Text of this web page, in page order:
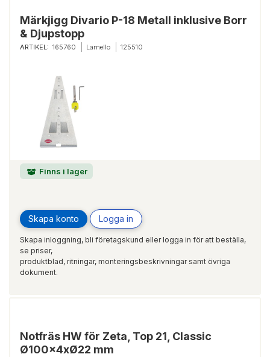
Märkjigg Divario P-18 Metall inklusive Borr
& Djupstopp
ARTIKEL: 165760 Lamello 125510
Finns i lager
Skapa konto Logga in
Skapa inloggning, bli företagskund eller logga in för att beställa,
se priser,
produktblad, ritningar, monteringsbeskrivningar samt övriga
dokument.
Notfräs HW för Zeta, Top 21, Classic
Ø100x4xØ22 mm